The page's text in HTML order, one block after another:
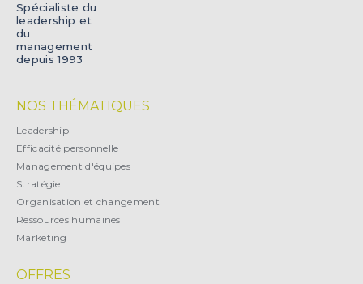
Spécialiste du
leadership et
du
management
depuis 1993
NOS THÉMATIQUES
Leadership
Efficacité personnelle
Management d'équipes
Stratégie
Organisation et changement
Ressources humaines
Marketing
OFFRES